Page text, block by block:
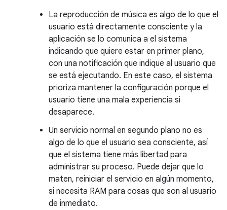
La reproducción de música es algo de lo que el
usuario está directamente consciente y la
aplicación se lo comunica a el sistema
indicando que quiere estar en primer plano,
con una notificación que indique al usuario que
se está ejecutando. En este caso, el sistema
prioriza mantener la configuración porque el
usuario tiene una mala experiencia si
desaparece.
Un servicio normal en segundo plano no es
algo de lo que el usuario sea consciente, así
que el sistema tiene más libertad para
administrar su proceso. Puede dejar que lo
maten, reiniciar el servicio en algún momento,
si necesita RAM para cosas que son al usuario
de inmediato.